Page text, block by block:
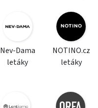
Nev-Dama
letáky
NOTINO.cz
letáky